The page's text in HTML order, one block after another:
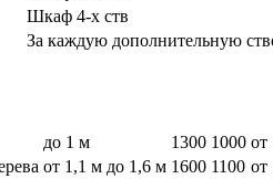
Шкаф 4-х ств
За каждую дополнительную
до 1 м 1300 1000 от
от 1,1 м до 1,6 м 1600 1100 от